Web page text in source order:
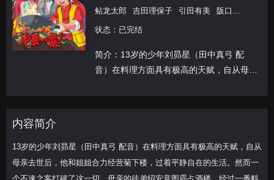
鲇龙太郎
吉田理保子 引田有美
阪口大
助
神奈延年
状态：已完结
简介：13岁的少年刘昴星（田中真弓 配
音）在料理方面具有极高的天赋，自从母亲
内容简介
13岁的少年刘昴星（田中真弓 配音）在料理方面具有极高的天赋，自从
母亲去世后，他和姐姐合力经营菊下楼，过着平静自在的生活。然而一